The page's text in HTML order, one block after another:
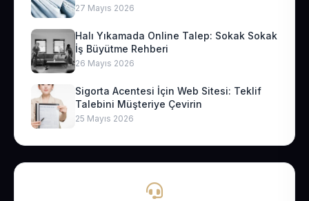
27 Mayıs 2026
Halı Yıkamada Online Talep: Sokak Sokak
İş Büyütme Rehberi
26 Mayıs 2026
Sigorta Acentesi İçin Web Sitesi: Teklif
Talebini Müşteriye Çevirin
25 Mayıs 2026